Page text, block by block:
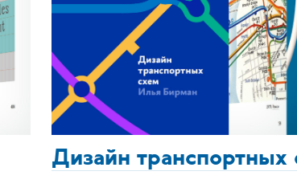
Дизайн транспортных